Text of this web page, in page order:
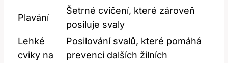
Plavání
Šetrné cvičení, které zároveň
posiluje svaly
Lehké
cviky na
Posilování svalů, které pomáhá
prevenci dalších žilních